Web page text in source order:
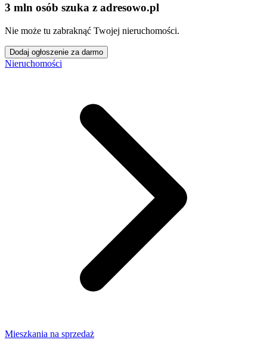
3 mln osób szuka z adresowo.pl
Nie może tu zabraknąć Twojej nieruchomości.
Dodaj ogłoszenie za darmo
Nieruchomości
Mieszkania na sprzedaż